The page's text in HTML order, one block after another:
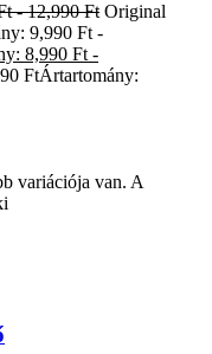
- 12,990 Ft Original
9,990 Ft -
8,990 Ft -
FtÁrtartomány:
variációja van. A